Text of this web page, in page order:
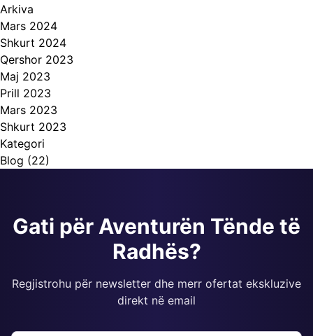
Arkiva
Mars 2024
Shkurt 2024
Qershor 2023
Maj 2023
Prill 2023
Mars 2023
Shkurt 2023
Kategori
Blog (22)
Gati për Aventurën Tënde të
Radhës?
Regjistrohu për newsletter dhe merr ofertat ekskluzive
direkt në email